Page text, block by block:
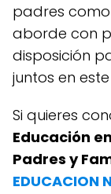
padres
aborde con
disposición
juntos en
Si quieres
Educación
Padres y
EDUCACION